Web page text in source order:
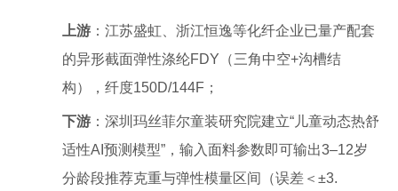
上游 ：江苏盛虹、浙江恒逸等化纤企业已量产配套
的异形截面弹性涤纶FDY（三角中空+沟槽结
构），纤度150D/144F；
下游 ：深圳玛丝菲尔童装研究院建立“儿童动态热舒
适性AI预测模型”，输入面料参数即可输出3–12岁
分龄段推荐克重与弹性模量区间（误差＜±3.